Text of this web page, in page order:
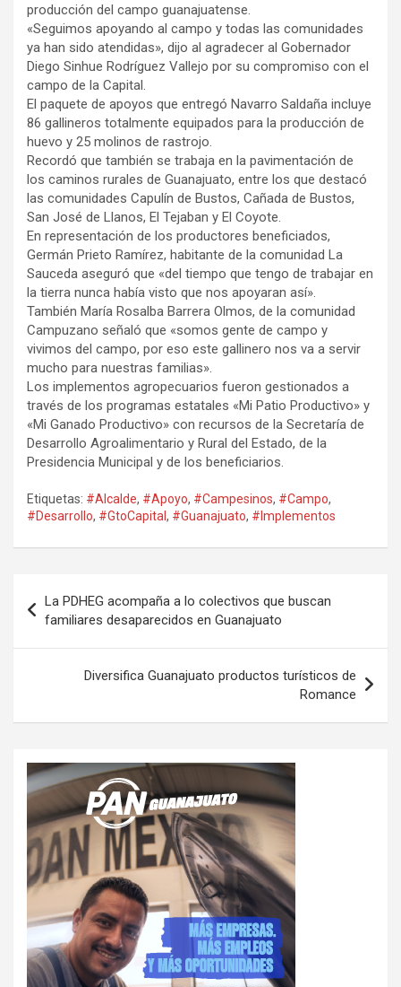
producción del campo guanajuatense.
«Seguimos apoyando al campo y todas las comunidades
ya han sido atendidas», dijo al agradecer al Gobernador
Diego Sinhue Rodríguez Vallejo por su compromiso con el
campo de la Capital.
El paquete de apoyos que entregó Navarro Saldaña incluye
86 gallineros totalmente equipados para la producción de
huevo y 25 molinos de rastrojo.
Recordó que también se trabaja en la pavimentación de
los caminos rurales de Guanajuato, entre los que destacó
las comunidades Capulín de Bustos, Cañada de Bustos,
San José de Llanos, El Tejaban y El Coyote.
En representación de los productores beneficiados,
Germán Prieto Ramírez, habitante de la comunidad La
Sauceda aseguró que «del tiempo que tengo de trabajar en
la tierra nunca había visto que nos apoyaran así».
También María Rosalba Barrera Olmos, de la comunidad
Campuzano señaló que «somos gente de campo y
vivimos del campo, por eso este gallinero nos va a servir
mucho para nuestras familias».
Los implementos agropecuarios fueron gestionados a
través de los programas estatales «Mi Patio Productivo» y
«Mi Ganado Productivo» con recursos de la Secretaría de
Desarrollo Agroalimentario y Rural del Estado, de la
Presidencia Municipal y de los beneficiarios.
Etiquetas: #Alcalde, #Apoyo, #Campesinos, #Campo,
#Desarrollo, #GtoCapital , #Guanajuato, #Implementos
de
entradas
La PDHEG acompaña a lo colectivos que buscan
familiares desaparecidos en Guanajuato
Diversifica Guanajuato productos turísticos de
Romance